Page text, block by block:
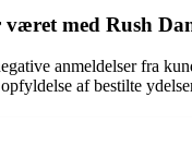
været med Rush
anmeldelser fra
af bestilte